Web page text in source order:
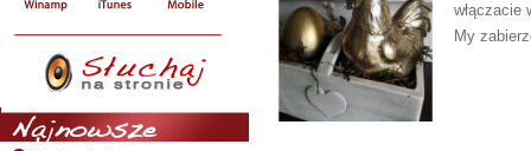
Najnowsze
włączacie
My